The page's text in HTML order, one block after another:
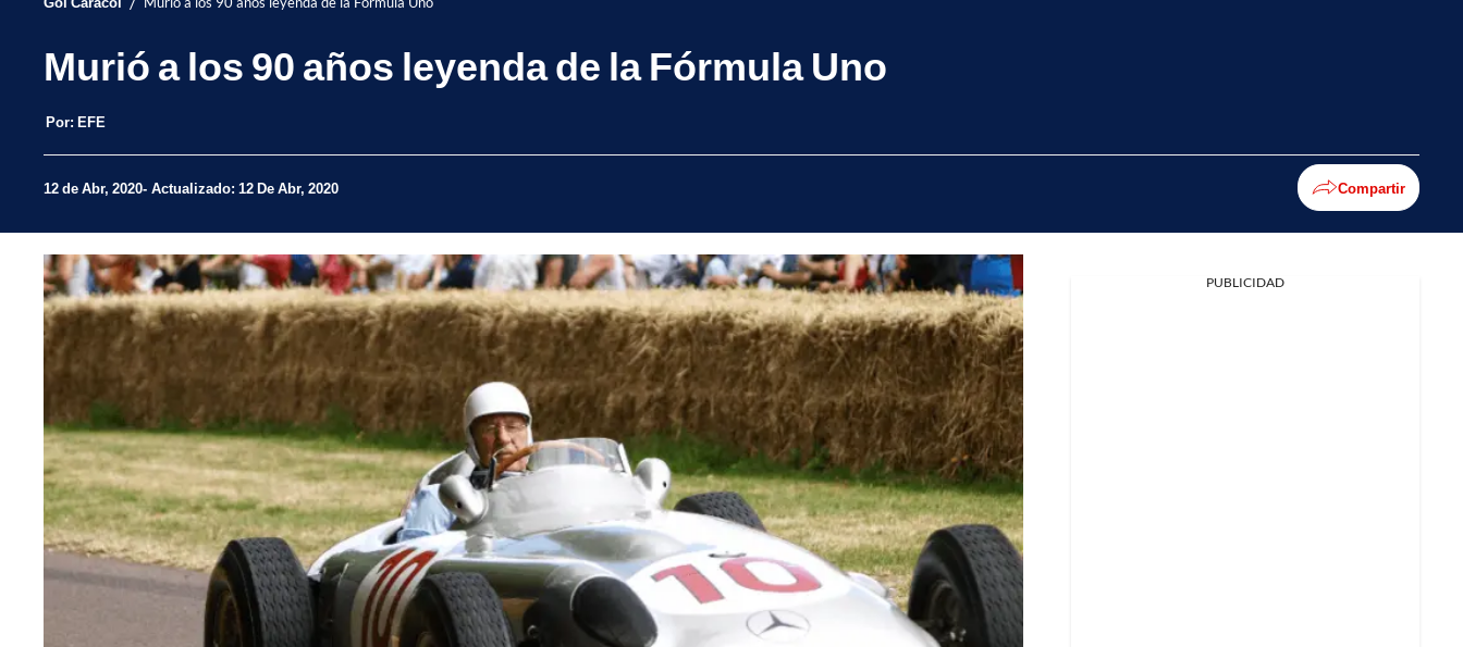
Murió a los 90 años leyenda de la Fórmula Uno
Por: EFE
12 de Abr, 2020 Actualizado: 12 De Abr, 2020 Compartir
PUBLICIDAD